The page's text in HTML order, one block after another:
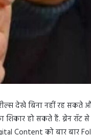
देखे बिना नहीं रह
शिकार हो सकते हैं. ब्रेन
Content को बार बार